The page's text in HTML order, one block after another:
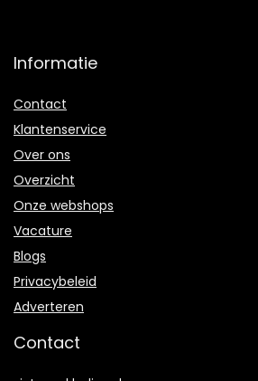
Informatie
Contact
Klantenservice
Over ons
Overzicht
Onze webshops
Vacature
Blogs
Privacybeleid
Adverteren
Contact